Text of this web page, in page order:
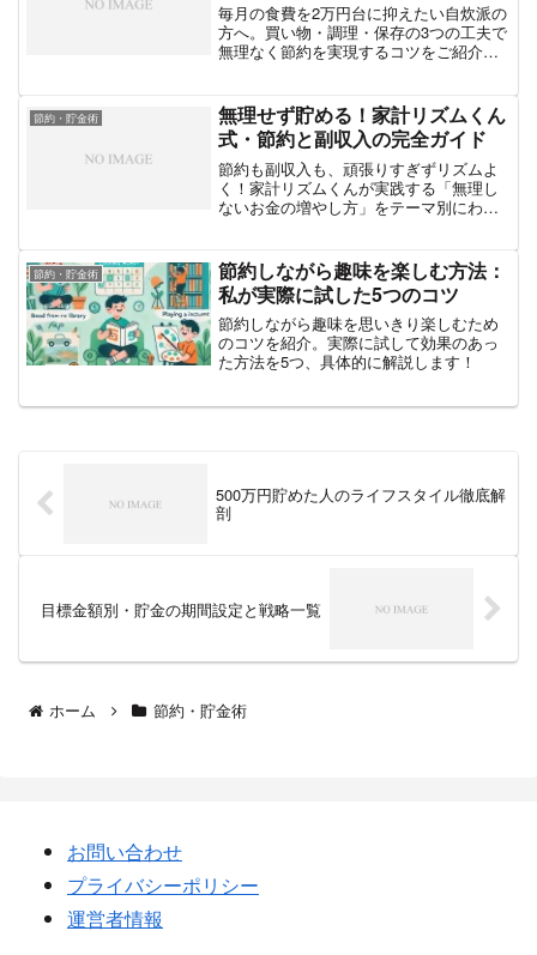
毎月の食費を2万円台に抑えたい自炊派の
方へ。買い物・調理・保存の3つの工夫で
無理なく節約を実現するコツをご紹介し
節約・貯金術
無理せず貯める！家計リズムくん
式・節約と副収入の完全ガイド
節約も副収入も、頑張りすぎずリズムよ
く！家計リズムくんが実践する「無理し
ないお金の増やし方」をテーマ別にわか
節約・貯金術
節約しながら趣味を楽しむ方法：
私が実際に試した5つのコツ
節約しながら趣味を思いきり楽しむため
のコツを紹介。実際に試して効果のあっ
た方法を5つ、具体的に解説します！
500万円貯めた人のライフスタイル徹底解
剖
目標金額別・貯金の期間設定と戦略一覧
ホーム 節約・貯金術
お問い合わせ
プライバシーポリシー
運営者情報